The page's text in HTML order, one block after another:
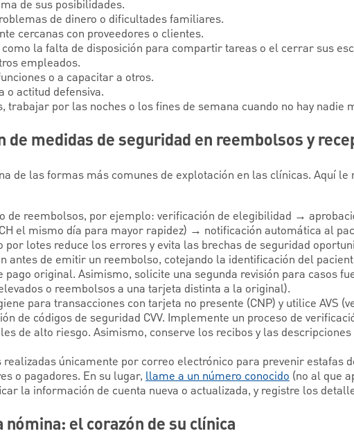
de sus posibilidades.
de dinero o dificultades familiares.
cercanas con proveedores o clientes.
la falta de disposición para compartir tareas o el cerrar sus
empleados.
o a capacitar a otros.
o actitud defensiva.
trabajar por las noches o los fines de semana cuando no hay nadie
de medidas de seguridad en reembolsos y
de las formas más comunes de explotación en las clínicas. Aquí
de reembolsos, por ejemplo: verificación de elegibilidad →
el mismo día para mayor rapidez) → notificación automática al
por lotes reduce los errores y evita las brechas de seguridad
antes de emitir un reembolso, cotejando la identificación del
pago original. Asimismo, solicite una segunda revisión para casos
o reembolsos a una tarjeta distinta a la original).
para transacciones con tarjeta no presente (CNP) y utilice AVS
de códigos de seguridad CVV. Implemente un proceso de
de alto riesgo. Asimismo, conserve los recibos y las
únicamente por correo electrónico para prevenir estafas
o pagadores. En su lugar, llame a un número conocido (no al que
la información de cuenta nueva o actualizada, y registre los
nómina: el corazón de su clínica